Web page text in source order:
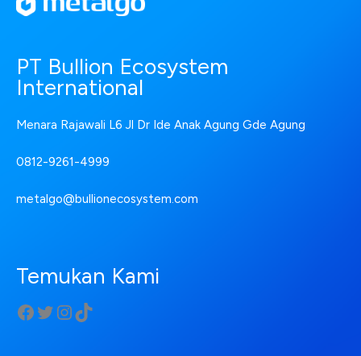
PT Bullion Ecosystem
International
Menara Rajawali L6 Jl Dr Ide Anak Agung Gde Agung
0812-9261-4999
metalgo@bullionecosystem.com
Temukan Kami